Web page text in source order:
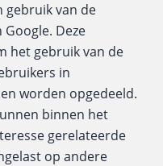
gebruik van de
Deze
het gebruik van de
in
worden opgedeeld.
binnen het
gerelateerde
op andere